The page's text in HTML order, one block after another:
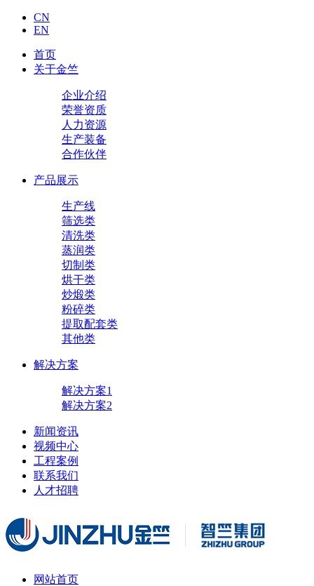
CN
EN
首页
关于金竺
企业介绍
荣誉资质
人力资源
生产装备
合作伙伴
产品展示
生产线
筛选类
清洗类
蒸润类
切制类
烘干类
炒煅类
粉碎类
提取配套类
其他类
解决方案
解决方案1
解决方案2
新闻资讯
视频中心
工程案例
联系我们
人才招聘
网站首页